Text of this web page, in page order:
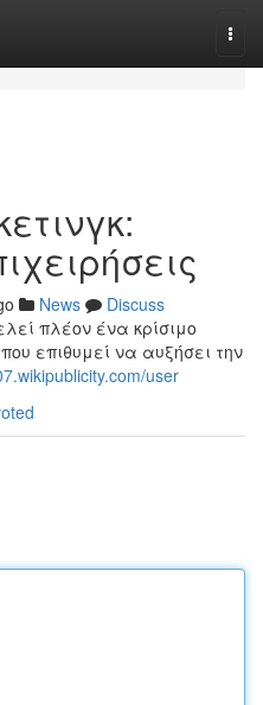
News
Discuss
πλέον ένα κρίσιμο
επιθυμεί να αυξήσει την
user